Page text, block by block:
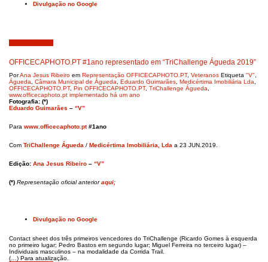
Divulgação no Google
OFFICECAPHOTO.PT #1ano representado em “TriChallenge Águeda 2019”
PorAna Jesus Ribeiro em Representação OFFICECAPHOTO.PT, Veteranos Etiqueta "V"
Águeda
Câmara Municipal de Águeda Eduardo Guimarães Medicértima Imobiliária Lda
OFFICECAPHOTO.PT, Pin OFFICECAPHOTO.PT, TriChallenge Águeda
www.officecaphoto.pt implementado há um ano
Fotografia: (*)
Eduardo Guimarães – “V”
Para www.officecaphoto.pt#1ano
Com TriChallenge Águeda / Medicértima Imobiliária, Lda a 23 JUN.2019.
Edição: Ana Jesus Ribeiro – “V”
(*) Representação oficial anterioraqui;
Divulgação no Google
Contact sheet dos três primeiros vencedores do TriChallenge (Ricardo Gomes à esquerda
no primeiro lugar; Pedro Bastos em segundo lugar; Miguel Ferreira no terceiro lugar) –
Individuais masculinos – na modalidade da Corrida Trail.
(…) Para atualização.